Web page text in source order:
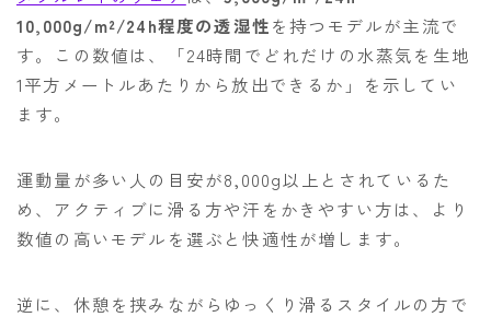
10,000g/m²/24h程度の透湿性を持つモデルが主流で
す。この数値は、「24時間でどれだけの水蒸気を生地
1平方メートルあたりから放出できるか」を示してい
ます。
運動量が多い人の目安が8,000g以上とされているた
め、アクティブに滑る方や汗をかきやすい方は、より
数値の高いモデルを選ぶと快適性が増します。
逆に、休憩を挟みながらゆっくり滑るスタイルの方で